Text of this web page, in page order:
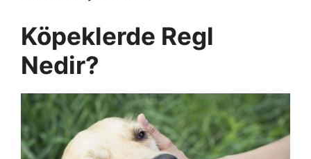
Köpeklerde Regl
Nedir?